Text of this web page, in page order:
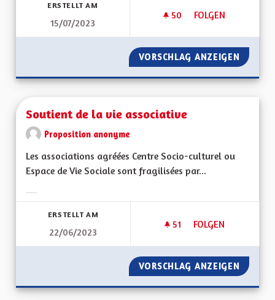
ERSTELLT AM
15/07/2023
50 50 FOLLOWER
FOLGEN
TRANSMISSION
VORSCHLAG ANZEIGEN
Soutient de la vie associative
Proposition anonyme
Les associations agréées Centre Socio-culturel ou
Espace de Vie Sociale sont fragilisées par...
ERSTELLT AM
22/06/2023
51 51 FOLLOWER
FOLGEN
SOUTIENT DE LA
VORSCHLAG ANZEIGEN